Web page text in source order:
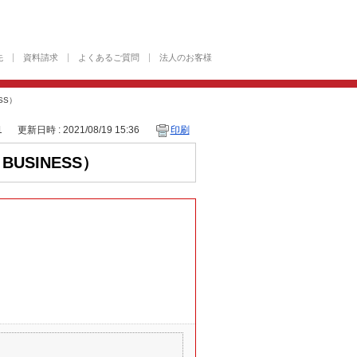
資料請求 よくあるご質問 法人のお客様
）
更新日時 : 2021/08/19 15:36 印刷
）